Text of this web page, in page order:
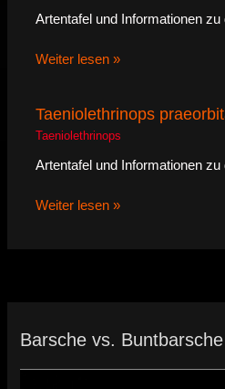
Artentafel und Informationen
Weiter lesen »
Taeniolethrinops
Taeniolethrinops
Artentafel und Informationen
Weiter lesen »
Barsche vs. Buntbarsche